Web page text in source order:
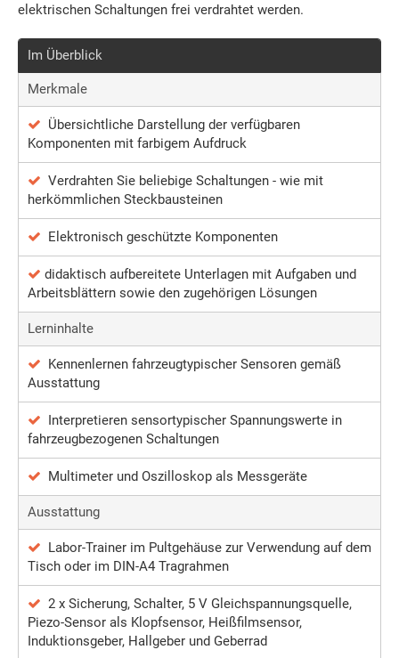
elektrischen Schaltungen frei verdrahtet werden.
Im Überblick
Merkmale
Übersichtliche Darstellung der verfügbaren
Komponenten mit farbigem Aufdruck
Verdrahten Sie beliebige Schaltungen - wie mit
herkömmlichen Steckbausteinen
Elektronisch geschützte Komponenten
didaktisch aufbereitete Unterlagen mit Aufgaben und
Arbeitsblättern sowie den zugehörigen Lösungen
Lerninhalte
Kennenlernen fahrzeugtypischer Sensoren gemäß
Ausstattung
Interpretieren sensortypischer Spannungswerte in
fahrzeugbezogenen Schaltungen
Multimeter und Oszilloskop als Messgeräte
Ausstattung
Labor-Trainer im Pultgehäuse zur Verwendung auf dem
Tisch oder im DIN-A4 Tragrahmen
2 x Sicherung, Schalter, 5 V Gleichspannungsquelle,
Piezo-Sensor als Klopfsensor, Heißfilmsensor,
Induktionsgeber, Hallgeber und Geberrad